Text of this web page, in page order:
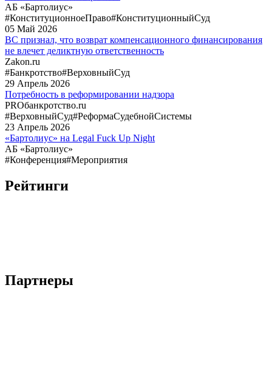
АБ «Бартолиус»
#КонституционноеПраво#КонституционныйСуд
05 Май 2026
ВС признал, что возврат компенсационного финансирования
не влечет деликтную ответственность
Zakon.ru
#Банкротство#ВерховныйСуд
29 Апрель 2026
Потребность в реформировании надзора
PROбанкротство.ru
#ВерховныйСуд#РеформаСудебнойСистемы
23 Апрель 2026
«Бартолиус» на Legal Fuck Up Night
АБ «Бартолиус»
#Конференция#Мероприятия
Рейтинги
Партнеры